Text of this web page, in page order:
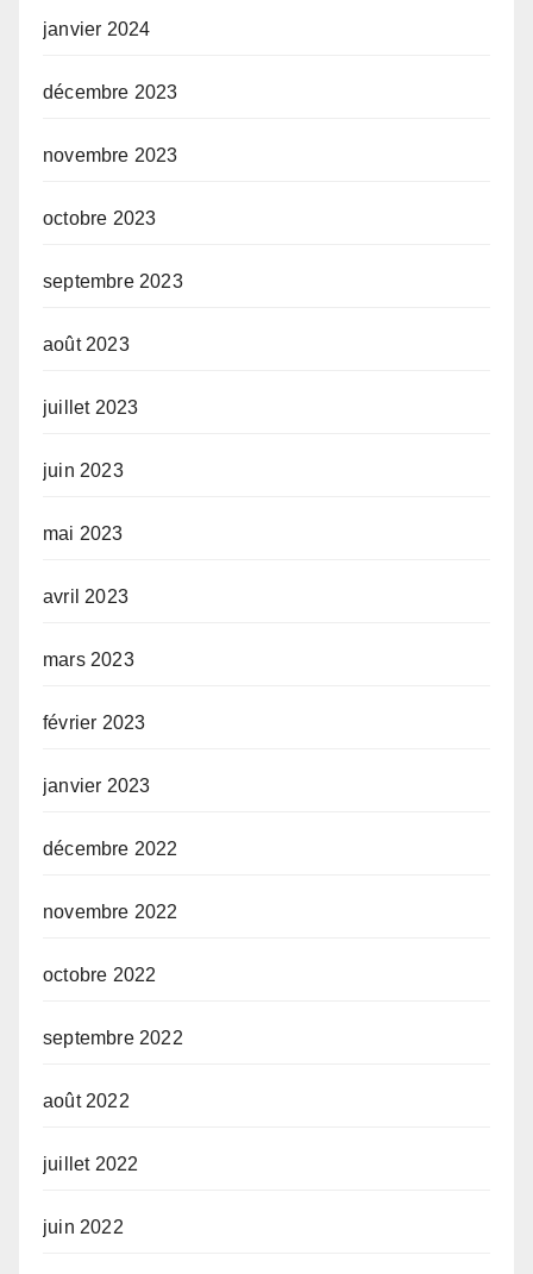
janvier 2024
décembre 2023
novembre 2023
octobre 2023
septembre 2023
août 2023
juillet 2023
juin 2023
mai 2023
avril 2023
mars 2023
février 2023
janvier 2023
décembre 2022
novembre 2022
octobre 2022
septembre 2022
août 2022
juillet 2022
juin 2022